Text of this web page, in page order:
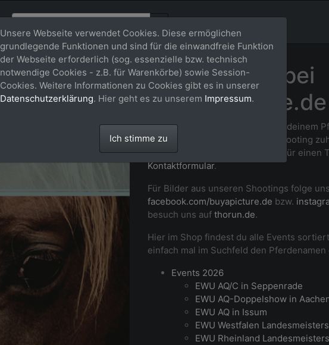
Willkommen bei
buy-a-picture.de
Professionelle Fotos von dir und deinem
Momenten auf Turnier und im Shooting
Pferd in Szene. Setz dich gerne für einen
Kontaktformular.
Für Bilder aus unseren Shootings folge
facebook.com/buyapicture.de bzw.
besuch uns auf thorun.de.
Hier im Shop findest du alle Events
einfach mal im Suchfeld den Pferdenamen
Events 2026
EWU AQ/C in Seppenrade
EWU AQ-Doppelshow in
EWU AQ in Issum
EWU Westfalen
EWU Rheinland
Unsere Webseite verwendet Cookies. Diese ermöglichen
grundlegende Funktionen und sind für die einwandfreie Funktion
der Webseite erforderlich (sog. essenzielle bzw. technisch
notwendige Cookies - z.B. für Warenkörbe) sowie Session-
Cookies. Weitere Informationen zu Cookies gibt es in unserer
Datenschutzerklärung. Hier geht es zu unserem Impressum.
Ich stimme zu